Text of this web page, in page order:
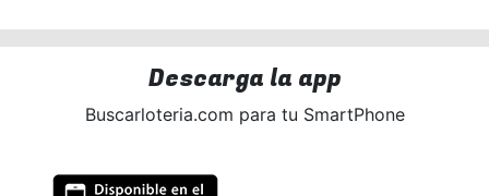
Descarga la app
Buscarloteria.com para tu SmartPhone